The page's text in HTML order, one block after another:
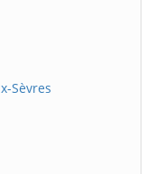
Sèvres